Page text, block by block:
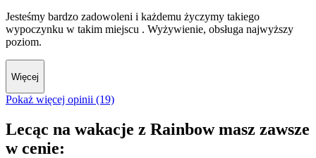
Jesteśmy bardzo zadowoleni i każdemu życzymy takiego
wypoczynku w takim miejscu . Wyżywienie, obsługa najwyższy
poziom.
Więcej
Pokaż więcej opinii (19)
Lecąc na wakacje z Rainbow masz zawsze
w cenie: